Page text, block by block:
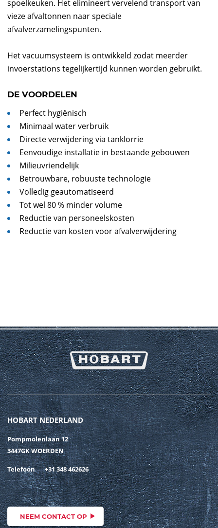
spoelkeuken. Het elimineert vervelend transport van
vieze afvaltonnen naar speciale
afvalverzamelingspunten.
Het vacuumsysteem is ontwikkeld zodat meerder
invoerstations tegelijkertijd kunnen worden gebruikt.
DE VOORDELEN
Perfect hygiënisch
Minimaal water verbruik
Directe verwijdering via tanklorrie
Eenvoudige installatie in bestaande gebouwen
Milieuvriendelijk
Betrouwbare, robuuste technologie
Volledig geautomatiseerd
Tot wel 80 % minder volume
Reductie van personeelskosten
Reductie van kosten voor afvalverwijdering
HOBART NEDERLAND
Pompmolenlaan 12
3447GK WOERDEN
Telefoon +31 348 462626
NEEM CONTACT OP